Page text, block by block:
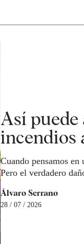
Así
incendios
Cuando pensamos
Pero el verdadero
Álvaro Serrano
28 / 07 / 2026